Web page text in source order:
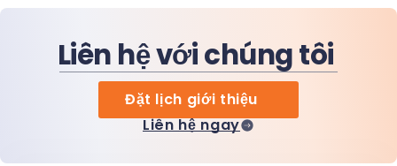
Liên hệ với chúng tôi
Đặt lịch giới thiệu
Liên hệ ngay